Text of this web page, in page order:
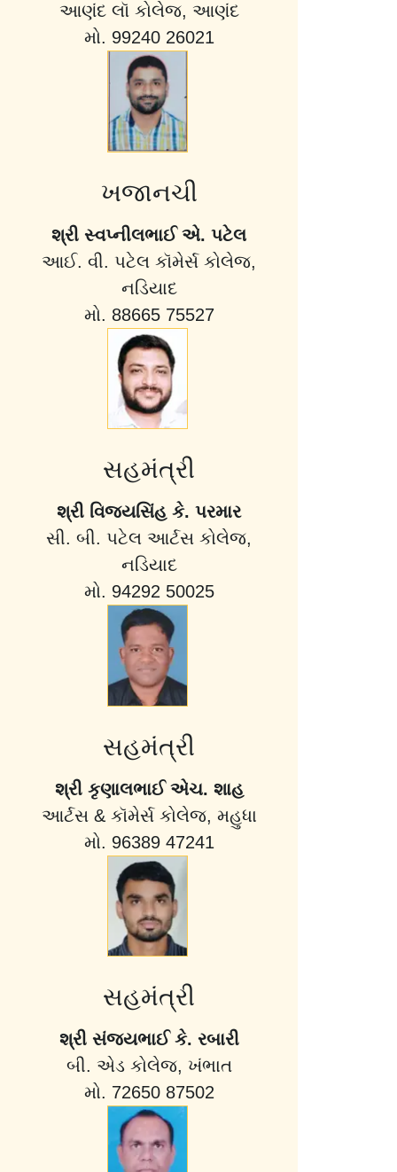
આણંદ લૉ કોલેજ, આણંદ
મો. 99240 26021
ખજાનચી
શ્રી સ્વપ્નીલભાઈ એ. પટેલ
આઈ. વી. પટેલ કૉમેર્સ કોલેજ,
નડિયાદ
મો. 88665 75527
સહમંત્રી
શ્રી વિજયસિંહ કે. પરમાર
સી. બી. પટેલ આર્ટસ કોલેજ,
નડિયાદ
મો. 94292 50025
સહમંત્રી
શ્રી કૃણાલભાઈ એચ. શાહ
આર્ટસ & કૉમેર્સ કોલેજ, મહુધા
મો. 96389 47241
સહમંત્રી
શ્રી સંજયભાઈ કે. રબારી
બી. એડ કોલેજ, ખંભાત
મો. 72650 87502